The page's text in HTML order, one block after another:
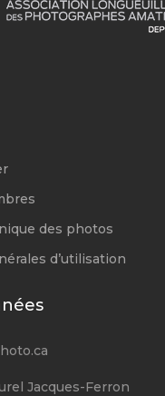
des photos
d’utilisation
Jacques-Ferron